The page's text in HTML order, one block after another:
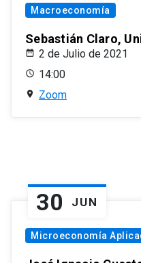
Macroeconomía
Sebastián Claro,
2 de Julio de 2021
14:00
Zoom
30 JUN
Microeconomía